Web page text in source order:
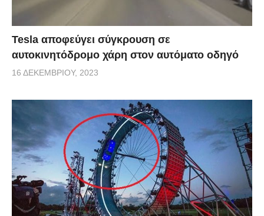
Tesla αποφεύγει σύγκρουση σε
αυτοκινητόδρομο χάρη στον αυτόματο οδηγό
16 ΔΕΚΕΜΒΡΊΟΥ, 2023